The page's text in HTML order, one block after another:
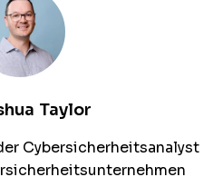
Taylor
Cybersicherheitsanalyst